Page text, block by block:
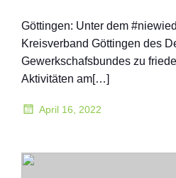
Göttingen: Unter dem
Kreisverband Göttingen des
Gewerkschafsbundes zu
Aktivitäten am[…]
April 16, 2022